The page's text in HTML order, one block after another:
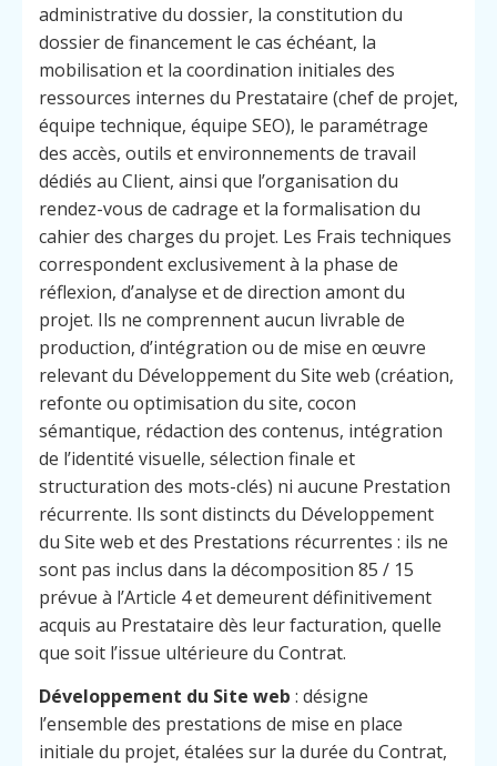
administrative du dossier, la constitution du
dossier de financement le cas échéant, la
mobilisation et la coordination initiales des
ressources internes du Prestataire (chef de projet,
équipe technique, équipe SEO), le paramétrage
des accès, outils et environnements de travail
dédiés au Client, ainsi que l’organisation du
rendez-vous de cadrage et la formalisation du
cahier des charges du projet. Les Frais techniques
correspondent exclusivement à la phase de
réflexion, d’analyse et de direction amont du
projet. Ils ne comprennent aucun livrable de
production, d’intégration ou de mise en œuvre
relevant du Développement du Site web (création,
refonte ou optimisation du site, cocon
sémantique, rédaction des contenus, intégration
de l’identité visuelle, sélection finale et
structuration des mots-clés) ni aucune Prestation
récurrente. Ils sont distincts du Développement
du Site web et des Prestations récurrentes : ils ne
sont pas inclus dans la décomposition 85 / 15
prévue à l’Article 4 et demeurent définitivement
acquis au Prestataire dès leur facturation, quelle
que soit l’issue ultérieure du Contrat.
Développement du Site web : désigne
l’ensemble des prestations de mise en place
initiale du projet, étalées sur la durée du Contrat,